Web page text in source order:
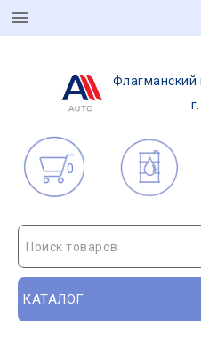
Флагманский
0
Поиск товаров
КАТАЛОГ